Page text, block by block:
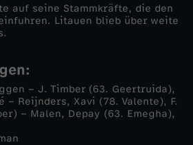
auf seine Stammkräfte, die den
Litauen blieb über weite
– J. Timber (63. Geertruida),
– Reijnders, Xavi (78. Valente), F.
– Malen, Depay (63. Emegha),